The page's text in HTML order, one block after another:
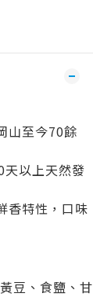
山至今70餘
以上天然發
香特性，口味
豆、食鹽、甘